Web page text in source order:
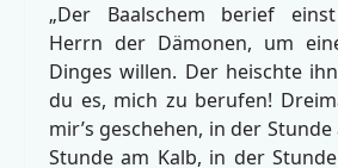
„Der Baalschem berief
Herrn der Dämonen, um
Dinges willen. Der heischte
du es, mich zu berufen!
mir’s geschehen, in der
Stunde am Kalb, in der